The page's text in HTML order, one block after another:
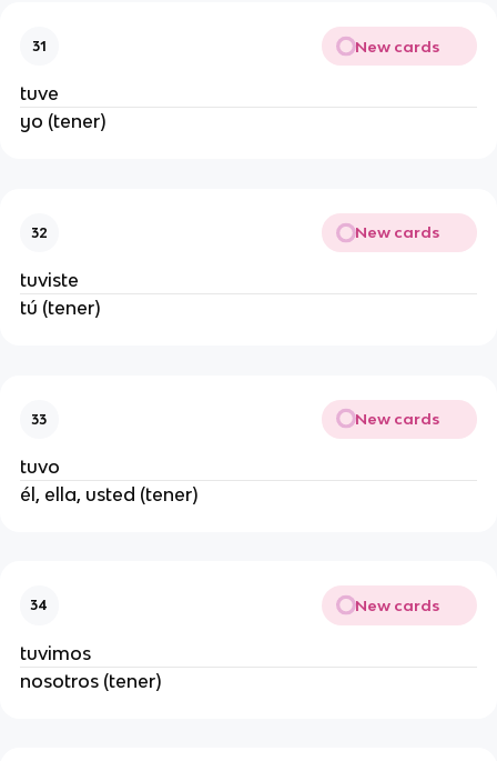
31 New cards
tuve
yo (tener)
32 New cards
tuviste
tú (tener)
33 New cards
tuvo
él, ella, usted (tener)
34 New cards
tuvimos
nosotros (tener)